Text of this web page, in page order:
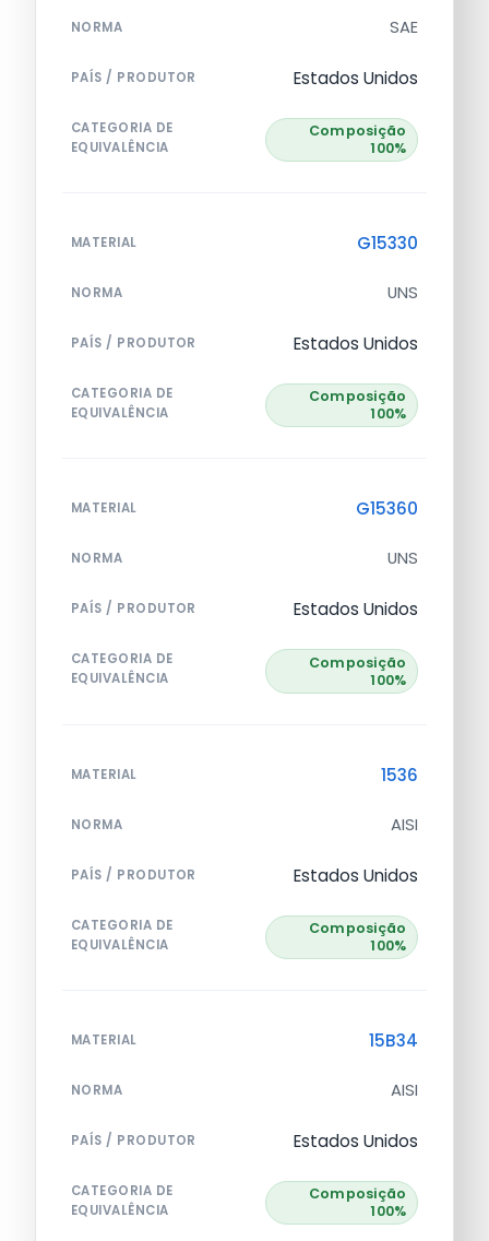
NORMA SAE
PAÍS / PRODUTOR Estados Unidos
CATEGORIA DE
EQUIVALÊNCIA
Composição
100%
MATERIAL G15330
NORMA UNS
PAÍS / PRODUTOR Estados Unidos
CATEGORIA DE
EQUIVALÊNCIA
Composição
100%
MATERIAL G15360
NORMA UNS
PAÍS / PRODUTOR Estados Unidos
CATEGORIA DE
EQUIVALÊNCIA
Composição
100%
MATERIAL 1536
NORMA AISI
PAÍS / PRODUTOR Estados Unidos
CATEGORIA DE
EQUIVALÊNCIA
Composição
100%
MATERIAL 15B34
NORMA AISI
PAÍS / PRODUTOR Estados Unidos
CATEGORIA DE
EQUIVALÊNCIA
Composição
100%